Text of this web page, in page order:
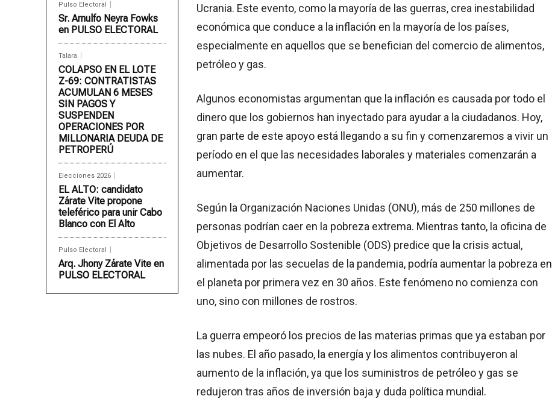
Pulso Electoral
Sr. Arnulfo Neyra Fowks
en PULSO ELECTORAL
Talara
COLAPSO EN EL LOTE
Z-69: CONTRATISTAS
ACUMULAN 6 MESES
SIN PAGOS Y
SUSPENDEN
OPERACIONES POR
MILLONARIA DEUDA DE
PETROPERÚ
Elecciones 2026
EL ALTO: candidato
Zárate Vite propone
teleférico para unir Cabo
Blanco con El Alto
Pulso Electoral
Arq. Jhony Zárate Vite en
PULSO ELECTORAL
Ucrania. Este evento, como la mayoría de las guerras, crea inestabilidad
económica que conduce a la inflación en la mayoría de los países,
especialmente en aquellos que se benefician del comercio de alimentos,
petróleo y gas.
Algunos economistas argumentan que la inflación es causada por todo el
dinero que los gobiernos han inyectado para ayudar a la ciudadanos. Hoy,
gran parte de este apoyo está llegando a su fin y comenzaremos a vivir un
período en el que las necesidades laborales y materiales comenzarán a
aumentar.
Según la Organización Naciones Unidas (ONU), más de 250 millones de
personas podrían caer en la pobreza extrema. Mientras tanto, la oficina de
Objetivos de Desarrollo Sostenible (ODS) predice que la crisis actual,
alimentada por las secuelas de la pandemia, podría aumentar la pobreza en
el planeta por primera vez en 30 años. Este fenómeno no comienza con
uno, sino con millones de rostros.
La guerra empeoró los precios de las materias primas que ya estaban por
las nubes. El año pasado, la energía y los alimentos contribuyeron al
aumento de la inflación, ya que los suministros de petróleo y gas se
redujeron tras años de inversión baja y duda política mundial.